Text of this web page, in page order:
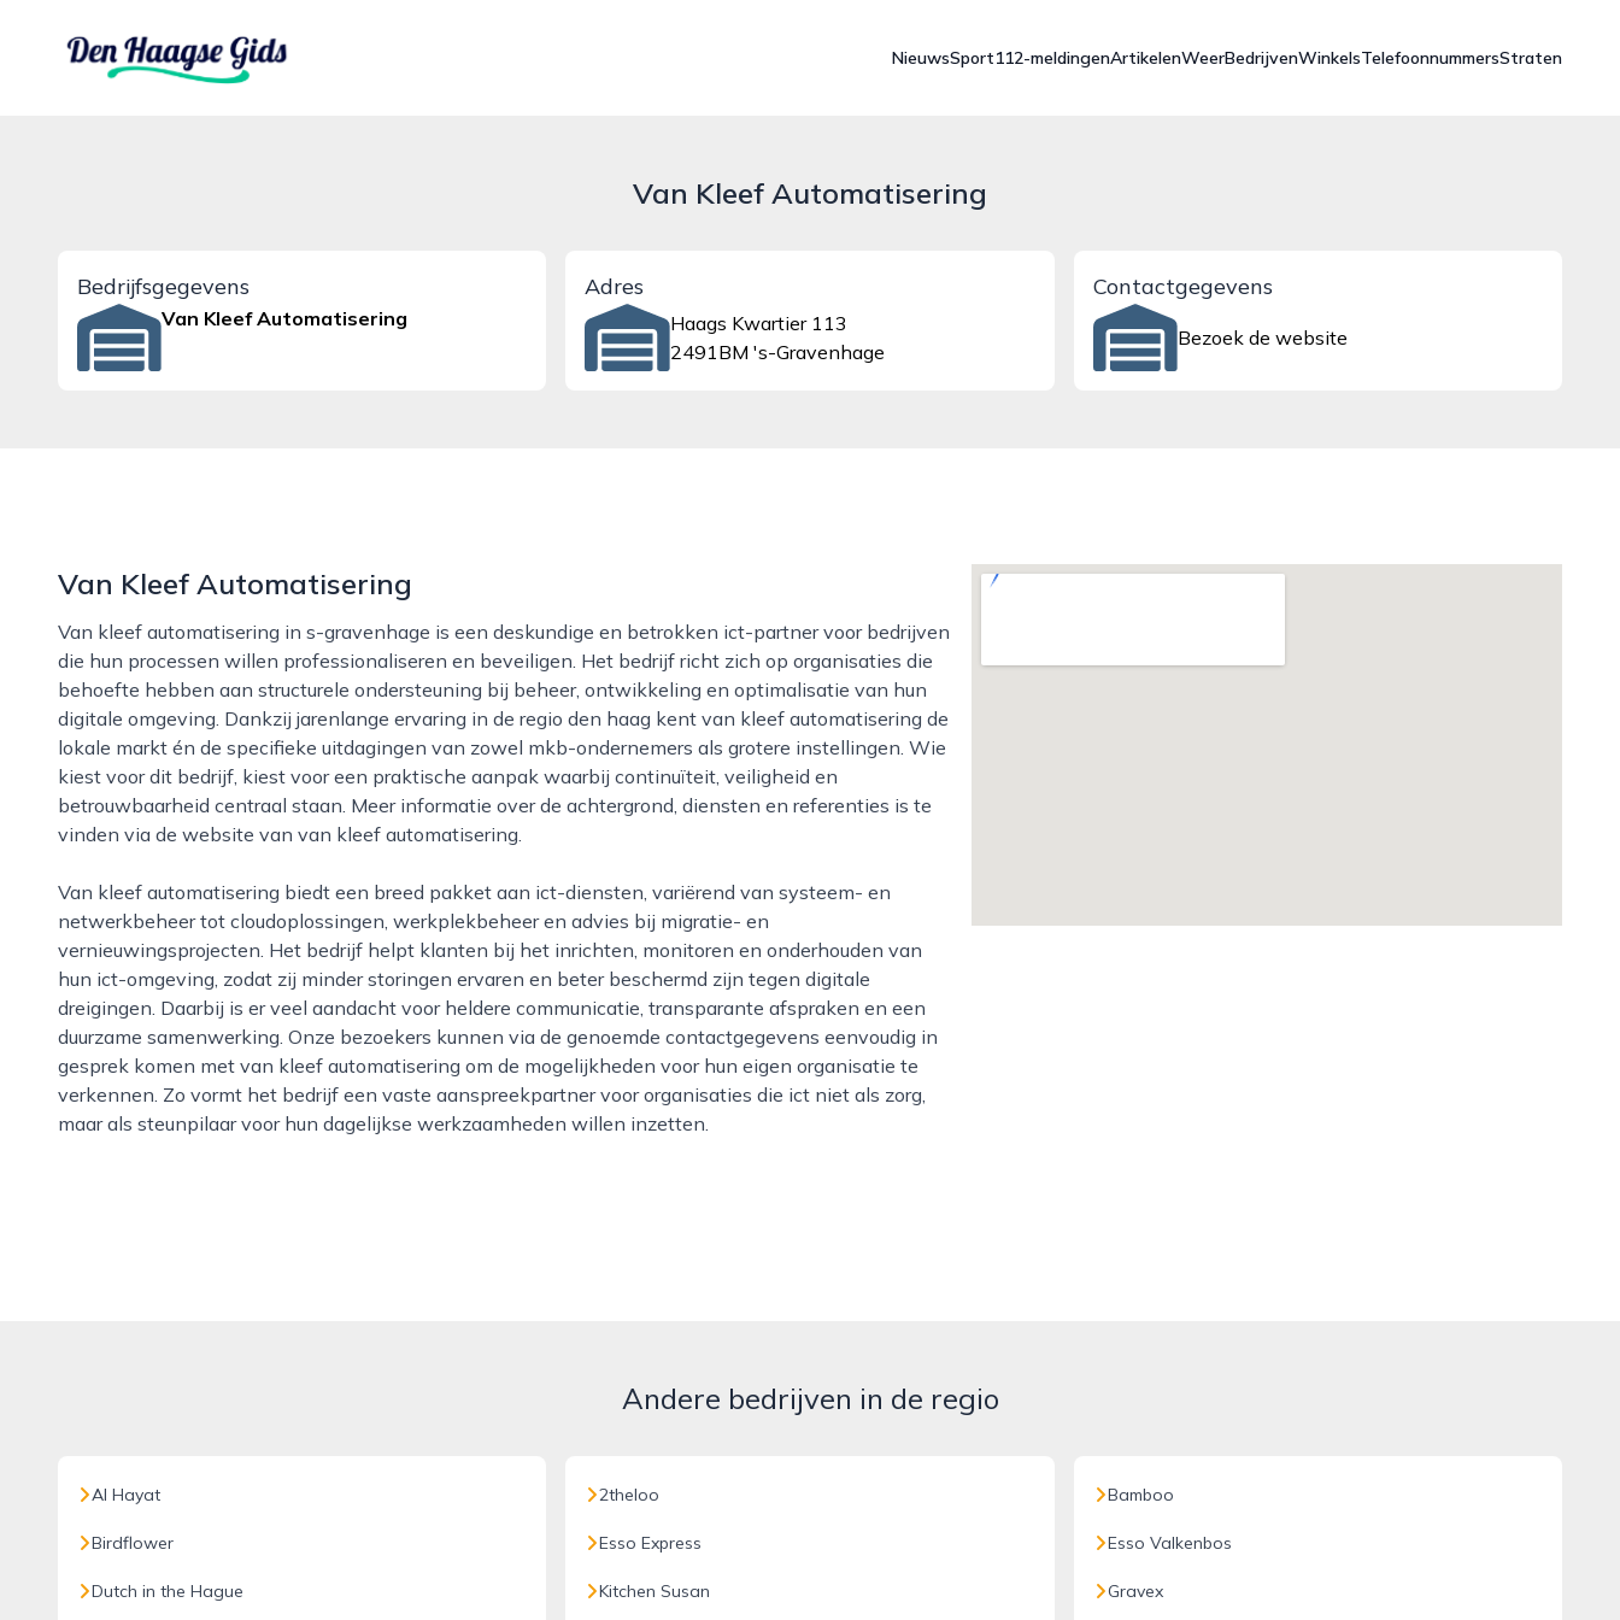
denhaagsegids.nl
NieuwsSport112-meldingenArtikelenWeerBedrijvenWinkelsTelefoonnummersStraten
Van Kleef Automatisering
Bedrijfsgegevens
Van Kleef Automatisering
Adres
Haags Kwartier 113
2491BM 's-Gravenhage
Contactgegevens
Bezoek de website
Van Kleef Automatisering
Van kleef automatisering in s-gravenhage is een deskundige en betrokken ict-partner voor bedrijven
die hun processen willen professionaliseren en beveiligen. Het bedrijf richt zich op organisaties die
behoefte hebben aan structurele ondersteuning bij beheer, ontwikkeling en optimalisatie van hun
digitale omgeving. Dankzij jarenlange ervaring in de regio den haag kent van kleef automatisering de
lokale markt én de specifieke uitdagingen van zowel mkb-ondernemers als grotere instellingen. Wie
kiest voor dit bedrijf, kiest voor een praktische aanpak waarbij continuïteit, veiligheid en
betrouwbaarheid centraal staan. Meer informatie over de achtergrond, diensten en referenties is te
vinden via de website van van kleef automatisering.
Van kleef automatisering biedt een breed pakket aan ict-diensten, variërend van systeem- en
netwerkbeheer tot cloudoplossingen, werkplekbeheer en advies bij migratie- en
vernieuwingsprojecten. Het bedrijf helpt klanten bij het inrichten, monitoren en onderhouden van
hun ict-omgeving, zodat zij minder storingen ervaren en beter beschermd zijn tegen digitale
dreigingen. Daarbij is er veel aandacht voor heldere communicatie, transparante afspraken en een
duurzame samenwerking. Onze bezoekers kunnen via de genoemde contactgegevens eenvoudig in
gesprek komen met van kleef automatisering om de mogelijkheden voor hun eigen organisatie te
verkennen. Zo vormt het bedrijf een vaste aanspreekpartner voor organisaties die ict niet als zorg,
maar als steunpilaar voor hun dagelijkse werkzaamheden willen inzetten.
Andere bedrijven in de regio
Al Hayat
Birdflower
Dutch in the Hague
2theloo
Esso Express
Kitchen Susan
Bamboo
Esso Valkenbos
Gravex